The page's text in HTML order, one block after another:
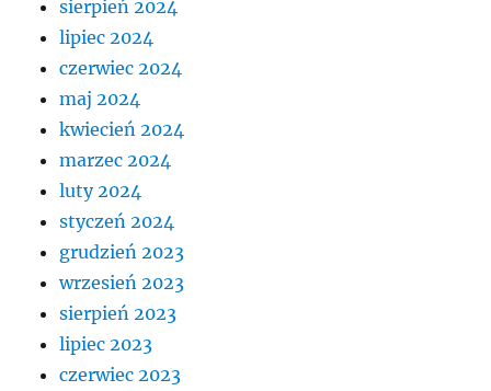
sierpień 2024
lipiec 2024
czerwiec 2024
maj 2024
kwiecień 2024
marzec 2024
luty 2024
styczeń 2024
grudzień 2023
wrzesień 2023
sierpień 2023
lipiec 2023
czerwiec 2023